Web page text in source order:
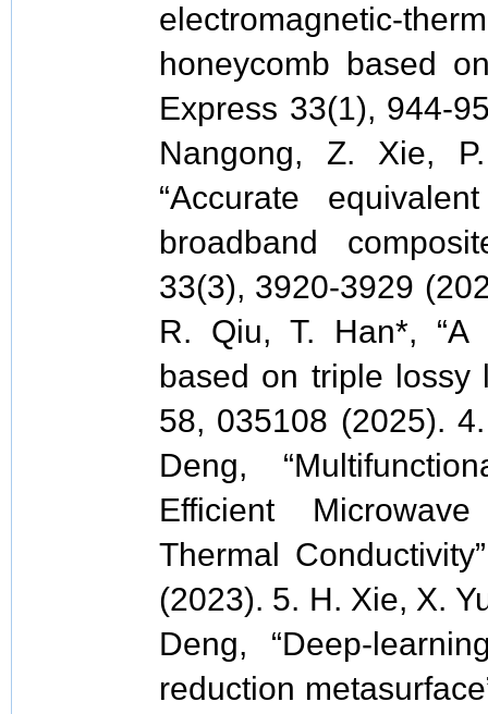
electromagnetic-
honeycomb based
Express 33(1), 944-
Nangong, Z. Xie,
“Accurate
broadband
33(3), 3920-3929
R. Qiu, T. Han*, “A
based on triple lossy
58, 035108 (2025).
Deng,
Efficient
Thermal
(2023). 5. H. Xie, X.
Deng, “Deep-
reduction